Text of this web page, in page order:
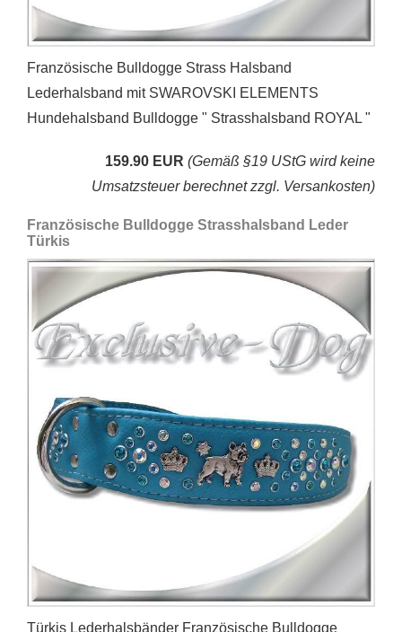
Französische Bulldogge Strass Halsband
Lederhalsband mit SWAROVSKI ELEMENTS
Hundehalsband Bulldogge " Strasshalsband ROYAL "
159.90 EUR (Gemäß §19 UStG wird keine
Umsatzsteuer berechnet zzgl. Versankosten)
Französische Bulldogge Strasshalsband Leder
Türkis
Türkis Lederhalsbänder Französische Bulldogge